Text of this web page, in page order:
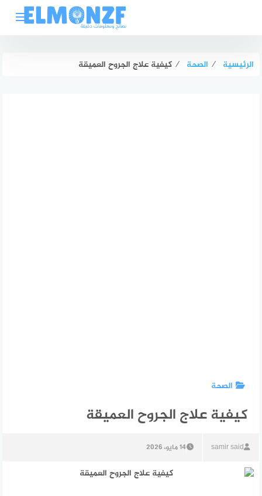
الرئيسية ⁄ الصحة ⁄ كيفية علاج الجروح العميقة
الصحة
كيفية علاج الجروح العميقة
samir said 14 مايو، 2026